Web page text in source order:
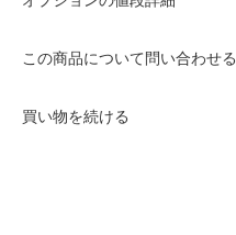
この商品について問い合わせる
買い物を続ける